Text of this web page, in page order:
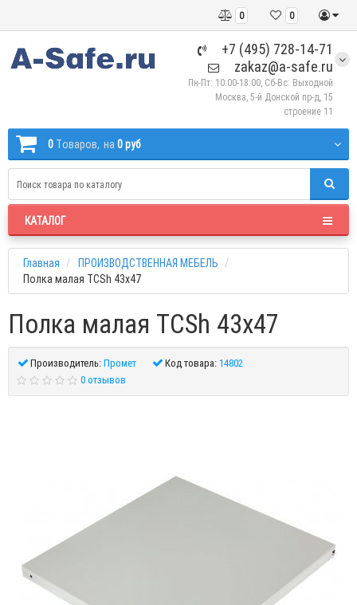
0
0
+7 (495) 728-14-71
zakaz@a-safe.ru
Пн-Пт: 10:00-18:00, Сб-Вс: Выходной
Москва, 5-й Донской пр-д, 15
строение 11
0 Tоваров, на 0 руб
КАТАЛОГ
Главная
ПРОИЗВОДСТВЕННАЯ МЕБЕЛЬ
Полка малая TCSh 43х47
Полка малая TCSh 43х47
Производитель:Промет Код товара:14802
0 отзывов